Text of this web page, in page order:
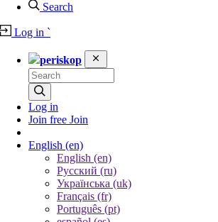
Search
Log in `
periskop
Log in
Join free Join
English (en)
English (en)
Русский (ru)
Українська (uk)
Français (fr)
Português (pt)